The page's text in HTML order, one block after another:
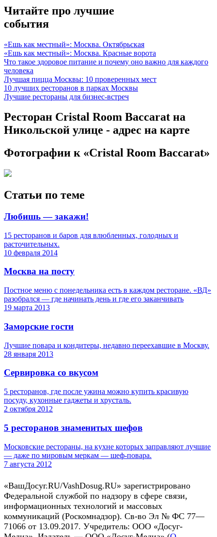
Читайте про лучшие
события
«Ешь как местный»: Москва. Октябрьская
«Ешь как местный»: Москва. Красные ворота
Что такое здоровое питание и почему оно важно для каждого
человека
Лучшая пицца Москвы: 10 проверенных мест
10 лучших ресторанов в парках Москвы
Лучшие рестораны для бизнес-встреч
Ресторан Cristal Room Baccarat на
Никольской улице - адрес на карте
Фотографии к «Cristal Room Baccarat»
Статьи по теме
Любишь — закажи!
15 ресторанов и баров для влюбленных, голодных и
расточительных.
10 февраля 2014
Москва на посту
Постное меню с понедельника есть в каждом ресторане. «ВД»
разобрался — где начинать день и где его заканчивать
19 марта 2013
Заморские гости
Лучшие повара и кондитеры, недавно переехавшие в Москву.
28 января 2013
Сервировка со вкусом
5 ресторанов, где после ужина можно купить красивую
посуду, кухонные гаджеты и хрусталь.
2 октября 2012
5 ресторанов знаменитых шефов
Московские рестораны, на кухне которых заправляют лучшие
— даже по мировым меркам — шеф-повара.
7 августа 2012
«ВашДосуг.RU/VashDosug.RU» зарегистрировано
Федеральной службой по надзору в сфере связи,
информационных технологий и массовых
коммуникаций (Роскомнадзор). Св-во Эл № ФС 77—
71066 от 13.09.2017. Учредитель: ООО «Досуг-